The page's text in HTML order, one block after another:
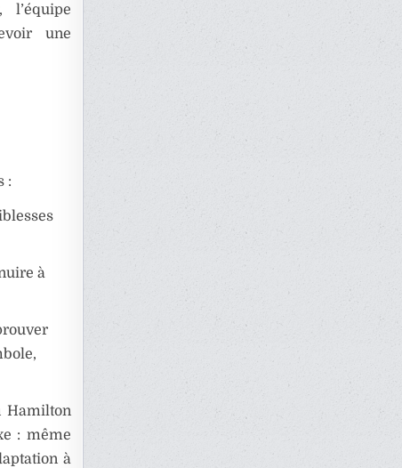
une
:
à
Hamilton
: même
à